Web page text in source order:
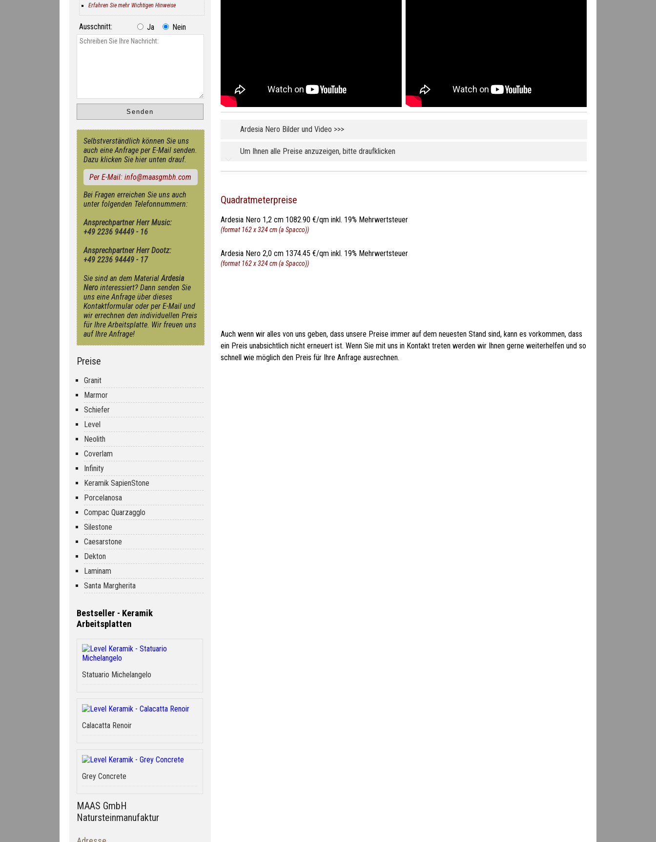
Ardesia Nero Bilder und Video >>>
Um Ihnen alle Preise anzuzeigen, bitte draufklicken
Quadratmeterpreise
Ardesia Nero 1,2 cm 1082.90 €/qm inkl. 19% Mehrwertsteuer
(format 162 x 324 cm (a Spacco))
Ardesia Nero 2,0 cm 1374.45 €/qm inkl. 19% Mehrwertsteuer
(format 162 x 324 cm (a Spacco))
Auch wenn wir alles von uns geben, dass unsere Preise immer auf dem neuesten Stand sind, kann es vorkommen, dass
ein Preis unabsichtlich nicht erneuert ist. Wenn Sie mit uns in Kontakt treten werden wir Ihnen gerne weiterhelfen und so
schnell wie möglich den Preis für Ihre Anfrage ausrechnen.
Erfahren Sie mehr Wichtigen Hinweise
Ausschnitt: Ja Nein
Selbstverständlich können Sie uns
auch eine Anfrage per E-Mail senden.
Dazu klicken Sie hier unten drauf.
Per E-Mail: info@maasgmbh.com
Bei Fragen erreichen Sie uns auch
unter folgenden Telefonnummern:
Ansprechpartner Herr Music:
+49 2236 94449 - 16
Ansprechpartner Herr Dootz:
+49 2236 94449 - 17
Sie sind an dem MaterialArdesia
Nero interessiert? Dann senden Sie
uns eine Anfrage über dieses
Kontaktformular oder per E-Mail und
wir errechnen den individuellen Preis
für Ihre Arbeitsplatte. Wir freuen uns
auf Ihre Anfrage!
Preise
Granit
Marmor
Schiefer
Level
Neolith
Coverlam
Infinity
Keramik SapienStone
Porcelanosa
Compac Quarzagglo
Silestone
Caesarstone
Dekton
Laminam
Santa Margherita
Bestseller - Keramik
Arbeitsplatten
Statuario Michelangelo
Calacatta Renoir
Grey Concrete
MAAS GmbH
Natursteinmanufaktur